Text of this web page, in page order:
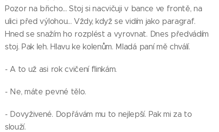
Pozor na břicho... Stoj si nacvičuji v bance ve frontě, na
ulici před výlohou... Vždy, když se vidím jako paragraf.
Hned se snažím ho rozplést a vyrovnat. Dnes předvádím
stoj. Pak leh. Hlavu ke kolenům. Mladá paní mě chválí.
- A to už asi rok cvičení flinkám.
- Ne, máte pevné tělo.
- Dovyživené. Dopřávám mu to nejlepší. Pak mi za to
slouží.